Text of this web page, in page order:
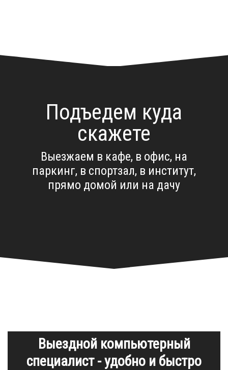
Подъедем куда
скажете
Выезжаем в кафе, в офис, на
паркинг, в спортзал, в институт,
прямо домой или на дачу
Выездной компьютерный
специалист - удобно и быстро